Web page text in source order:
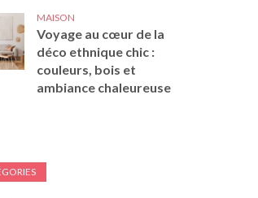
MAISON
Voyage au cœur de la
déco ethnique chic :
couleurs, bois et
ambiance chaleureuse